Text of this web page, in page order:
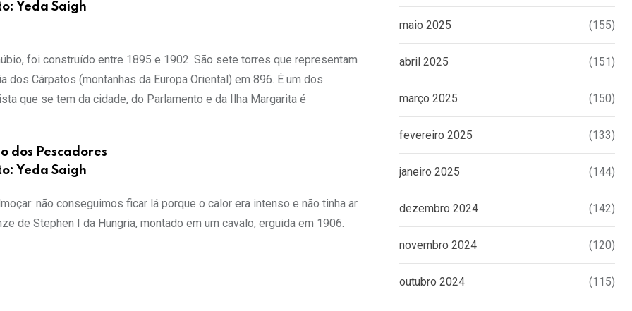
Yeda Saigh
foi construído entre 1895 e 1902. São sete torres que representam
Cárpatos (montanhas da Europa Oriental) em 896. É um dos
que se tem da cidade, do Parlamento e da Ilha Margarita é
dos Pescadores
Yeda Saigh
não conseguimos ficar lá porque o calor era intenso e não tinha ar
de Stephen I da Hungria, montado em um cavalo, erguida em 1906.
maio 2025 (155)
abril 2025 (151)
março 2025 (150)
fevereiro 2025 (133)
janeiro 2025 (144)
dezembro 2024 (142)
novembro 2024 (120)
outubro 2024 (115)